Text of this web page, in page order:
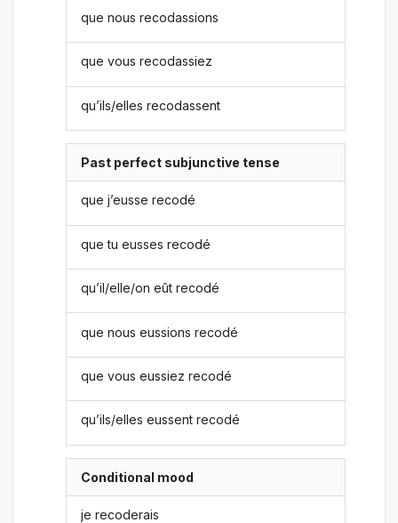
que nous recodassions
que vous recodassiez
qu’ils/elles recodassent
Past perfect subjunctive tense
que j’eusse recodé
que tu eusses recodé
qu’il/elle/on eût recodé
que nous eussions recodé
que vous eussiez recodé
qu’ils/elles eussent recodé
Conditional mood
je recoderais